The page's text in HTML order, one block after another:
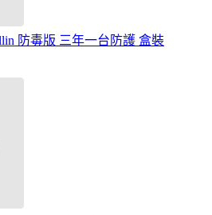
防毒版 三年一台防護 盒裝